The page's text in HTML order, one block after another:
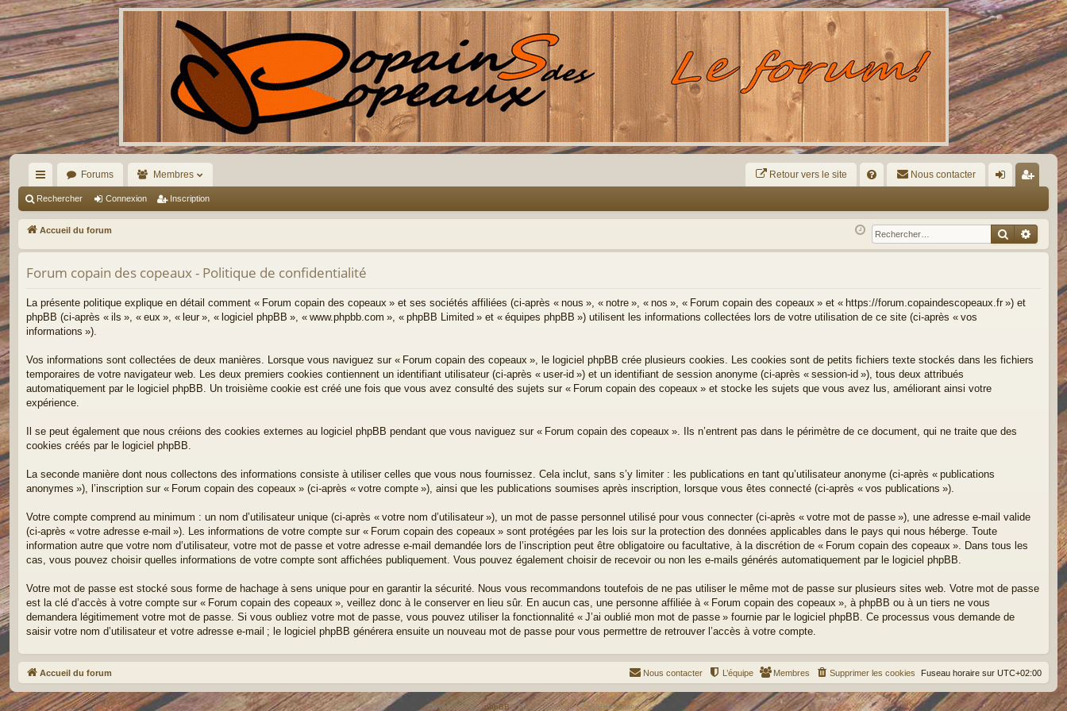
R
ac
co
ci
Forums Membres Retour vers le site
Q
Nous contacter
ne
xi
cri
pti
Rechercher Connexion Inscription
Accueil du forum
Forum copain des copeaux - Politique de confidentialité
La présente politique explique en détail comment « Forum copain des copeaux » et ses sociétés affiliées (ci-après « nous », « notre », « nos », « Forum copain des copeaux » et « https://forum.copaindescopeaux.fr ») et
phpBB (ci-après « ils », « eux », « leur », « logiciel phpBB », « www.phpbb.com », « phpBB Limited » et « équipes phpBB ») utilisent les informations collectées lors de votre utilisation de ce site (ci-après « vos
informations »).
Vos informations sont collectées de deux manières. Lorsque vous naviguez sur « Forum copain des copeaux », le logiciel phpBB crée plusieurs cookies. Les cookies sont de petits fichiers texte stockés dans les fichiers
temporaires de votre navigateur web. Les deux premiers cookies contiennent un identifiant utilisateur (ci-après « user-id ») et un identifiant de session anonyme (ci-après « session-id »), tous deux attribués
automatiquement par le logiciel phpBB. Un troisième cookie est créé une fois que vous avez consulté des sujets sur « Forum copain des copeaux » et stocke les sujets que vous avez lus, améliorant ainsi votre
expérience.
Il se peut également que nous créions des cookies externes au logiciel phpBB pendant que vous naviguez sur « Forum copain des copeaux ». Ils n’entrent pas dans le périmètre de ce document, qui ne traite que des
cookies créés par le logiciel phpBB.
La seconde manière dont nous collectons des informations consiste à utiliser celles que vous nous fournissez. Cela inclut, sans s’y limiter : les publications en tant qu’utilisateur anonyme (ci-après « publications
anonymes »), l’inscription sur « Forum copain des copeaux » (ci-après « votre compte »), ainsi que les publications soumises après inscription, lorsque vous êtes connecté (ci-après « vos publications »).
Votre compte comprend au minimum : un nom d’utilisateur unique (ci-après « votre nom d’utilisateur »), un mot de passe personnel utilisé pour vous connecter (ci-après « votre mot de passe »), une adresse e-mail valide
(ci-après « votre adresse e-mail »). Les informations de votre compte sur « Forum copain des copeaux » sont protégées par les lois sur la protection des données applicables dans le pays qui nous héberge. Toute
information autre que votre nom d’utilisateur, votre mot de passe et votre adresse e-mail demandée lors de l’inscription peut être obligatoire ou facultative, à la discrétion de « Forum copain des copeaux ». Dans tous les
cas, vous pouvez choisir quelles informations de votre compte sont affichées publiquement. Vous pouvez également choisir de recevoir ou non les e-mails générés automatiquement par le logiciel phpBB.
Votre mot de passe est stocké sous forme de hachage à sens unique pour en garantir la sécurité. Nous vous recommandons toutefois de ne pas utiliser le même mot de passe sur plusieurs sites web. Votre mot de passe
est la clé d’accès à votre compte sur « Forum copain des copeaux », veillez donc à le conserver en lieu sûr. En aucun cas, une personne affiliée à « Forum copain des copeaux », à phpBB ou à un tiers ne vous
demandera légitimement votre mot de passe. Si vous oubliez votre mot de passe, vous pouvez utiliser la fonctionnalité « J’ai oublié mon mot de passe » fournie par le logiciel phpBB. Ce processus vous demande de
saisir votre nom d’utilisateur et votre adresse e-mail ; le logiciel phpBB générera ensuite un nouveau mot de passe pour vous permettre de retrouver l’accès à votre compte.
Accueil du forum Fuseau horaire sur UTC+02:00
Supprimer les cookies
Membres
L’équipe
Nous contacter
Développé parphpBB® Forum Software © phpBB Limited